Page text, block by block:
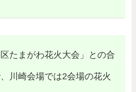
区たまがわ花火大会」との合
川崎会場では2会場の花火